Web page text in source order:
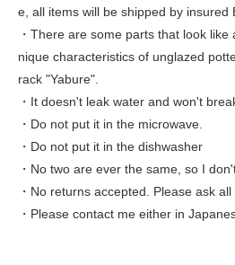
e, all items will be shipped by insured
・There are some parts that look
nique characteristics of unglazed
rack "Yabure".
・It doesn't leak water and won't
・Do not put it in the microwave.
・Do not put it in the dishwasher
・No two are ever the same, so I
・No returns accepted. Please ask
・Please contact me either in